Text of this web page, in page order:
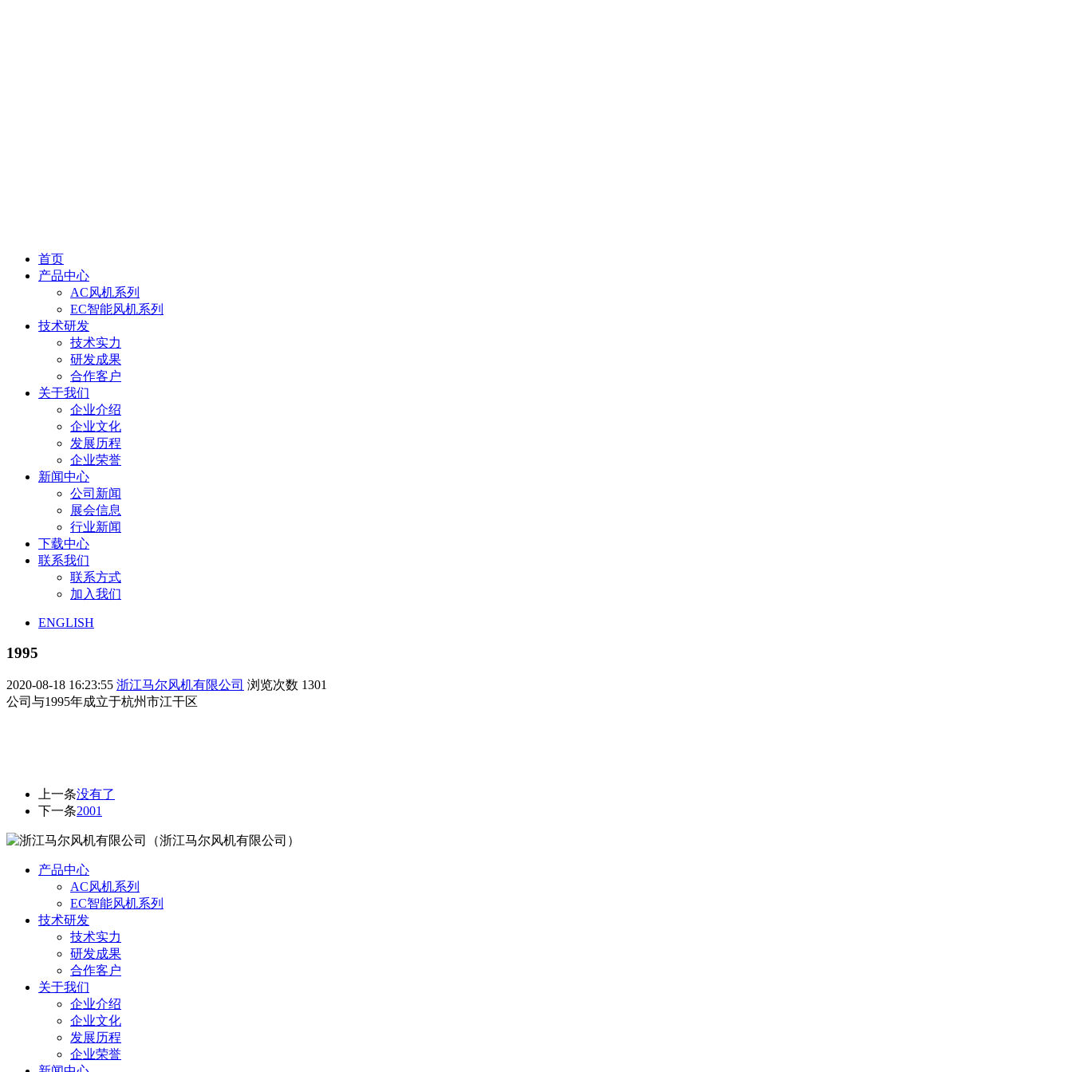
首页
产品中心
AC风机系列
EC智能风机系列
技术研发
技术实力
研发成果
合作客户
关于我们
企业介绍
企业文化
发展历程
企业荣誉
新闻中心
公司新闻
展会信息
行业新闻
下载中心
联系我们
联系方式
加入我们
ENGLISH
1995
2020-08-18 16:23:55 浙江马尔风机有限公司 浏览次数 1301
公司与1995年成立于杭州市江干区
上一条没有了
下一条2001
（浙江马尔风机有限公司）
产品中心
AC风机系列
EC智能风机系列
技术研发
技术实力
研发成果
合作客户
关于我们
企业介绍
企业文化
发展历程
企业荣誉